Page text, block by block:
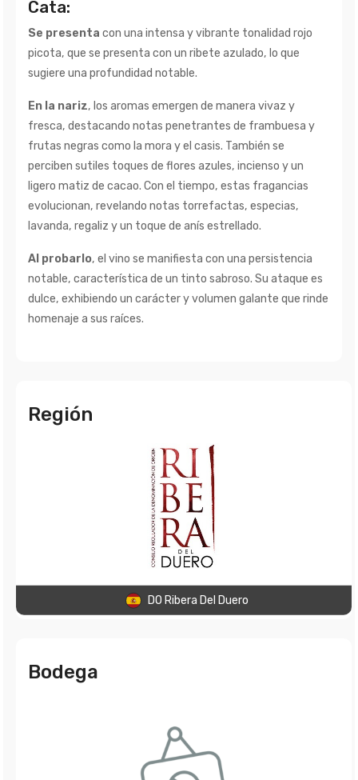
Cata:
Se presenta con una intensa y vibrante tonalidad rojo
picota, que se presenta con un ribete azulado, lo que
sugiere una profundidad notable.
En la nariz, los aromas emergen de manera vivaz y
fresca, destacando notas penetrantes de frambuesa y
frutas negras como la mora y el casis. También se
perciben sutiles toques de flores azules, incienso y un
ligero matiz de cacao. Con el tiempo, estas fragancias
evolucionan, revelando notas torrefactas, especias,
lavanda, regaliz y un toque de anís estrellado.
Al probarlo, el vino se manifiesta con una persistencia
notable, característica de un tinto sabroso. Su ataque es
dulce, exhibiendo un carácter y volumen galante que rinde
homenaje a sus raíces.
Región
DO Ribera Del Duero
Bodega